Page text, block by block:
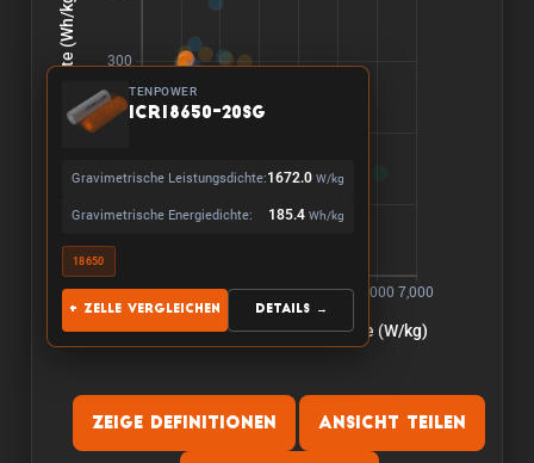
TENPOWER
ICR18650-20SG
Gravimetrische Leistungsdichte:1672.0 W/kg
Gravimetrische Energiedichte: 185.4 Wh/kg
18650
+ Zelle vergleichen Details →
Zeige Definitionen Ansicht teilen